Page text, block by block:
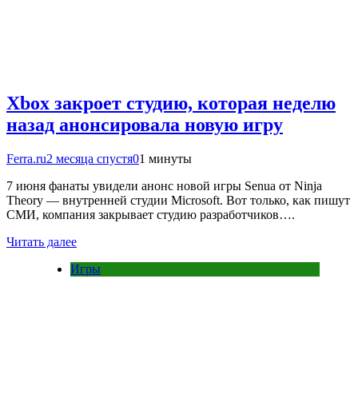
Xbox закроет студию, которая неделю
назад анонсировала новую игру
Ferra.ru2 месяца спустя01 минуты
7 июня фанаты увидели анонс новой игры Senua от Ninja
Theory — внутренней студии Microsoft. Вот только, как пишут
СМИ, компания закрывает студию разработчиков….
Читать далее
Игры